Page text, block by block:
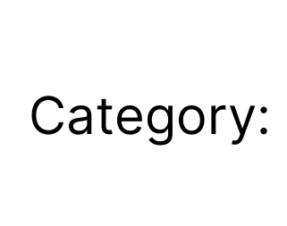
Category: